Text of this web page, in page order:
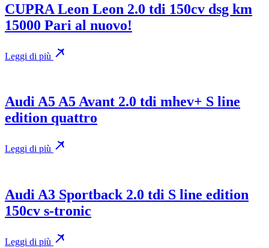
CUPRA Leon Leon 2.0 tdi 150cv dsg km
15000 Pari al nuovo!
Leggi di più
Audi A5 A5 Avant 2.0 tdi mhev+ S line
edition quattro
Leggi di più
Audi A3 Sportback 2.0 tdi S line edition
150cv s-tronic
Leggi di più